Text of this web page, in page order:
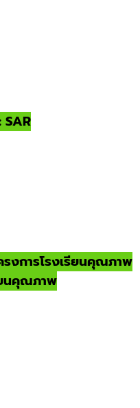
งการโรงเรียนคุณภาพ
ยนคุณภาพ